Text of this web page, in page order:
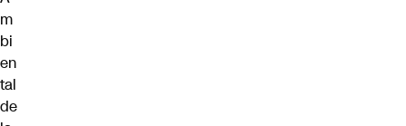
m
bi
en
tal
de